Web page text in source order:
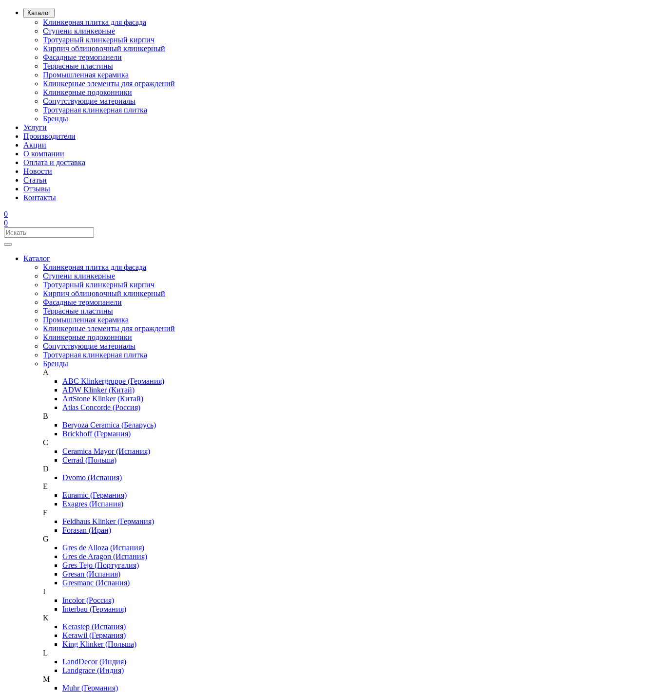
Каталог
Клинкерная плитка для фасада
Ступени клинкерные
Тротуарный клинкерный кирпич
Кирпич облицовочный клинкерный
Фасадные термопанели
Террасные пластины
Промышленная керамика
Клинкерные элементы для ограждений
Клинкерные подоконники
Сопутствующие материалы
Тротуарная клинкерная плитка
Бренды
Услуги
Производители
Акции
О компании
Оплата и доставка
Новости
Статьи
Отзывы
Контакты
0
0
Каталог
Клинкерная плитка для фасада
Ступени клинкерные
Тротуарный клинкерный кирпич
Кирпич облицовочный клинкерный
Фасадные термопанели
Террасные пластины
Промышленная керамика
Клинкерные элементы для ограждений
Клинкерные подоконники
Сопутствующие материалы
Тротуарная клинкерная плитка
Бренды
A
ABC Klinkergruppe (Германия)
ADW Klinker (Китай)
ArtStone Klinker (Китай)
Atlas Concorde (Россия)
B
Beryoza Ceramica (Беларусь)
Brickhoff (Германия)
C
Ceramica Mayor (Испания)
Cerrad (Польша)
D
Dvomo (Испания)
E
Euramic (Германия)
Exagres (Испания)
F
Feldhaus Klinker (Германия)
Forasan (Иран)
G
Gres de Alloza (Испания)
Gres de Aragon (Испания)
Gres Tejo (Португалия)
Gresan (Испания)
Gresmanc (Испания)
I
Incolor (Россия)
Interbau (Германия)
K
Kerastep (Испания)
Kerawil (Германия)
King Klinker (Польша)
L
LandDecor (Индия)
Landgrace (Индия)
M
Muhr (Германия)